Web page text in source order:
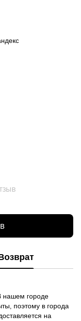
нашем городе
поэтому в города
на